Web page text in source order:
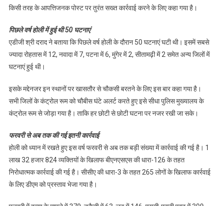
किसी तरह के आपत्तिजनक पोस्ट पर तुरंत सख्त कार्रवाई करने के लिए कहा गया है।
पिछले वर्ष होली में हुई थी 50 घटनाएं
एडीजी श्री दराद ने बताया कि पिछले वर्ष होली के दौरान 50 घटनाएं घटी थी। इसमें सबसे
ज्यादा रोहतास में 12, नवादा में 7, पटना में 6, मुंगेर में 2, सीतामढ़ी में 2 समेत अन्य जिलों में
घटनाएं हुई थी।
इसके मद्देनजर इन स्थानों पर खासतौर से चौकसी बरतने के लिए इस बार कहा गया है।
सभी जिलों के कंट्रोल रूम को चौबीस घंटे अलर्ट करते हुए इसे सीधा पुलिस मुख्यालय के
कंट्रोल रूम से जोड़ा गया है। ताकि हर छोटी से छोटी घटना पर नजर रखी जा सके।
फरवरी से अब तक की गई इतनी कार्रवाई
होली को ध्यान में रखते हुए इस वर्ष फरवरी से अब तक बड़ी संख्या में कार्रवाई की गई है। 1
लाख 32 हजार 824 व्यक्तियों के खिलाफ बीएनएसएस की धारा-126 के तहत
निरोधात्मक कार्रवाई की गई है। सीसीए की धारा-3 के तहत 265 लोगों के खिलाफ कार्रवाई
के लिए डीएम को प्रस्ताव भेजा गया है।